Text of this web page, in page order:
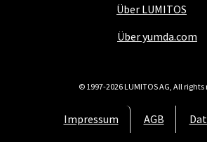
Über LUMITOS
Über yumda.com
Impressum AGB
© 1997-2026 LUMITOS AG, All rights